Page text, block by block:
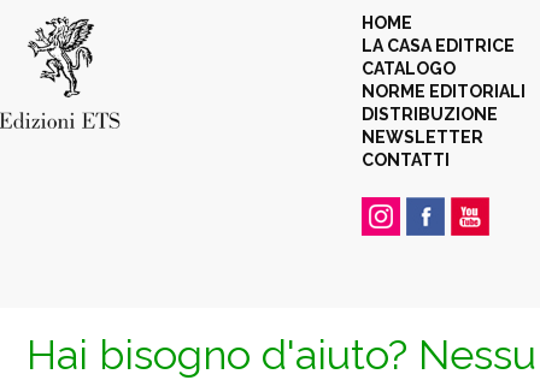
HOME
LA CASA EDITRICE
CATALOGO
NORME EDITORIALI
DISTRIBUZIONE
NEWSLETTER
CONTATTI
Hai bisogno d'aiuto?